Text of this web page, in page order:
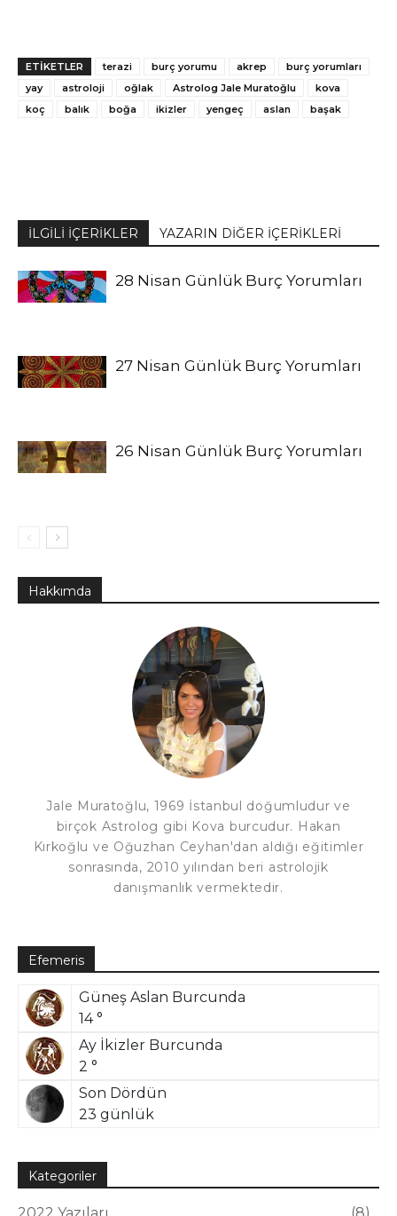
ETİKETLER terazi burç yorumu akrep
burç yorumları
yay
astroloji oğlak Astrolog Jale Muratoğlu
kova
koç
balık boğa ikizler yengeç aslan başak
İLGİLİ İÇERİKLER YAZARIN DİĞER İÇERİKLERİ
28 Nisan Günlük Burç Yorumları
27 Nisan Günlük Burç Yorumları
26 Nisan Günlük Burç Yorumları
Hakkımda
Jale Muratoğlu, 1969 İstanbul doğumludur ve
birçok Astrolog gibi Kova burcudur. Hakan
Kırkoğlu ve Oğuzhan Ceyhan'dan aldığı eğitimler
sonrasında, 2010 yılından beri astrolojik
danışmanlık vermektedir.
Efemeris
Güneş Aslan Burcunda
14 °
Ay İkizler Burcunda
2 °
Son Dördün
23 günlük
Kategoriler
2022 Yazıları 8